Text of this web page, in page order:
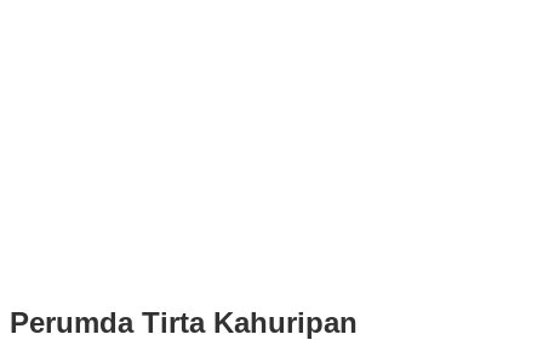
Perumda Tirta Kahuripan